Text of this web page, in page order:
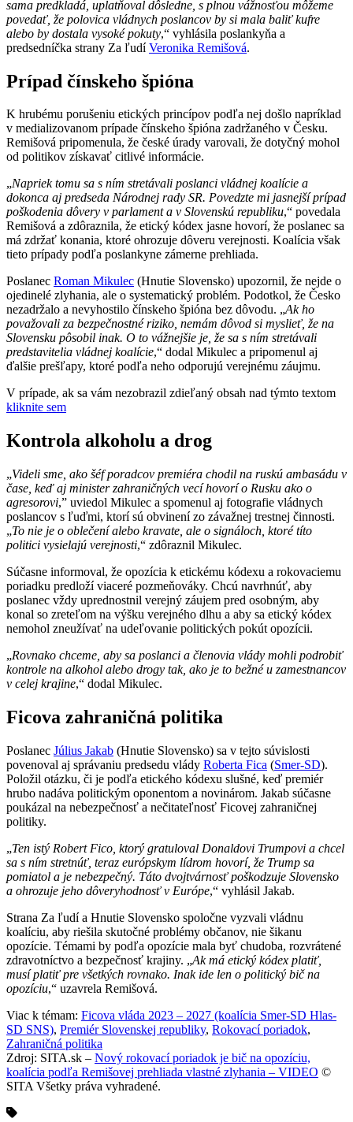
sama predkladá, uplatňoval dôsledne, s plnou vážnosťou môžeme
povedať, že polovica vládnych poslancov by si mala baliť kufre
alebo by dostala vysoké pokuty,“ vyhlásila poslankyňa a
predsedníčka strany Za ľudíVeronika Remišová.
Prípad čínskeho špióna
K hrubému porušeniu etických princípov podľa nej došlo napríklad
v medializovanom prípade čínskeho špióna zadržaného v Česku.
Remišová pripomenula, že české úrady varovali, že dotyčný mohol
od politikov získavať citlivé informácie.
„Napriek tomu sa s ním stretávali poslanci vládnej koalície a
dokonca aj predseda Národnej rady SR. Povedzte mi jasnejší prípad
poškodenia dôvery v parlament a v Slovenskú republiku,“ povedala
Remišová a zdôraznila, že etický kódex jasne hovorí, že poslanec sa
má zdržať konania, ktoré ohrozuje dôveru verejnosti. Koalícia však
tieto prípady podľa poslankyne zámerne prehliada.
Poslanec Roman Mikulec (Hnutie Slovensko) upozornil, že nejde o
ojedinelé zlyhania, ale o systematický problém. Podotkol, že Česko
nezadržalo a nevyhostilo čínskeho špióna bez dôvodu. „Ak ho
považovali za bezpečnostné riziko, nemám dôvod si myslieť, že na
Slovensku pôsobil inak. O to vážnejšie je, že sa s ním stretávali
predstavitelia vládnej koalície,“ dodal Mikulec a pripomenul aj
ďalšie prešľapy, ktoré podľa neho odporujú verejnému záujmu.
V prípade, ak sa vám nezobrazil zdieľaný obsah nad týmto textom
kliknite sem
Kontrola alkoholu a drog
„Videli sme, ako šéf poradcov premiéra chodil na ruskú ambasádu v
čase, keď aj minister zahraničných vecí hovorí o Rusku ako o
agresorovi,” uviedol Mikulec a spomenul aj fotografie vládnych
poslancov s ľuďmi, ktorí sú obvinení zo závažnej trestnej činnosti.
„To nie je o oblečení alebo kravate, ale o signáloch, ktoré títo
politici vysielajú verejnosti,“ zdôraznil Mikulec.
Súčasne informoval, že opozícia k etickému kódexu a rokovaciemu
poriadku predloží viaceré pozmeňováky. Chcú navrhnúť, aby
poslanec vždy uprednostnil verejný záujem pred osobným, aby
konal so zreteľom na výšku verejného dlhu a aby sa etický kódex
nemohol zneužívať na udeľovanie politických pokút opozícii.
„Rovnako chceme, aby sa poslanci a členovia vlády mohli podrobiť
kontrole na alkohol alebo drogy tak, ako je to bežné u zamestnancov
v celej krajine,“ dodal Mikulec.
Ficova zahraničná politika
Poslanec Július Jakab (Hnutie Slovensko) sa v tejto súvislosti
povenoval aj správaniu predsedu vlády Roberta Fica (Smer-SD).
Položil otázku, či je podľa etického kódexu slušné, keď premiér
hrubo nadáva politickým oponentom a novinárom. Jakab súčasne
poukázal na nebezpečnosť a nečitateľnosť Ficovej zahraničnej
politiky.
„Ten istý Robert Fico, ktorý gratuloval Donaldovi Trumpovi a chcel
sa s ním stretnúť, teraz európskym lídrom hovorí, že Trump sa
pomiatol a je nebezpečný. Táto dvojtvárnosť poškodzuje Slovensko
a ohrozuje jeho dôveryhodnosť v Európe,“ vyhlásil Jakab.
Strana Za ľudí a Hnutie Slovensko spoločne vyzvali vládnu
koalíciu, aby riešila skutočné problémy občanov, nie šikanu
opozície. Témami by podľa opozície mala byť chudoba, rozvrátené
zdravotníctvo a bezpečnosť krajiny. „Ak má etický kódex platiť,
musí platiť pre všetkých rovnako. Inak ide len o politický bič na
opozíciu,“ uzavrela Remišová.
Viac k témam: Ficova vláda 2023 – 2027 (koalícia Smer-SD Hlas-
SD SNS), Premiér Slovenskej republiky, Rokovací poriadok,
Zahraničná politika
Zdroj: SITA.sk – Nový rokovací poriadok je bič na opozíciu,
koalícia podľa Remišovej prehliada vlastné zlyhania – VIDEO ©
SITA Všetky práva vyhradené.